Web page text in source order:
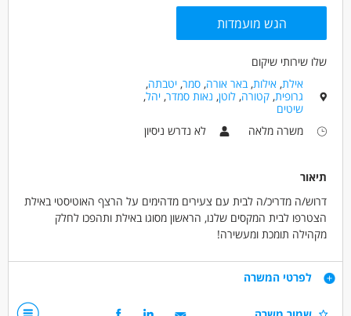
הגש מועמדות
שלו שירותי שיקום
אילת,אילות,באר אורה,סמר,יטבתה,
גרופית,קטורה,לוטן, נאות סמדר,יהל,
שיטים
משרה מלאה
לא נדרש ניסיון
תיאור
דרוש/ה מדריכ/ה לבית עם צעירים מדהימים על הרצף האוטיסטי באילת
הצטרפו לבית המקסים שלנו, הראשון מסוגו באילת ותהפכו לחלק
מקהילה תומכת ומעשירה!
התפקיד כולל:
ליווי וסיוע בפיתוח החיים העצמאיים ושיפור איכות החיים של הצעירים.
דרישות
לפרטי המשרה